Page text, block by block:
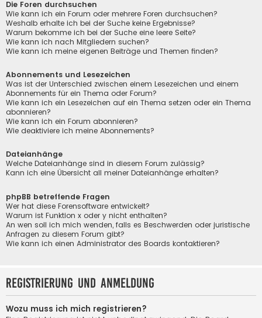
Die Foren durchsuchen
Wie kann ich ein Forum oder mehrere Foren durchsuchen?
Weshalb erhalte ich bei der Suche keine Ergebnisse?
Warum bekomme ich bei der Suche eine leere Seite?
Wie kann ich nach Mitgliedern suchen?
Wie kann ich meine eigenen Beiträge und Themen finden?
Abonnements und Lesezeichen
Was ist der Unterschied zwischen einem Lesezeichen und einem
Abonnements für ein Thema oder Forum?
Wie kann ich ein Lesezeichen auf ein Thema setzen oder ein Thema
abonnieren?
Wie kann ich ein Forum abonnieren?
Wie deaktiviere ich meine Abonnements?
Dateianhänge
Welche Dateianhänge sind in diesem Forum zulässig?
Kann ich eine Übersicht all meiner Dateianhänge erhalten?
phpBB betreffende Fragen
Wer hat diese Forensoftware entwickelt?
Warum ist Funktion x oder y nicht enthalten?
An wen soll ich mich wenden, falls es Beschwerden oder juristische
Anfragen zu diesem Forum gibt?
Wie kann ich einen Administrator des Boards kontaktieren?
Registrierung und Anmeldung
Wozu muss ich mich registrieren?